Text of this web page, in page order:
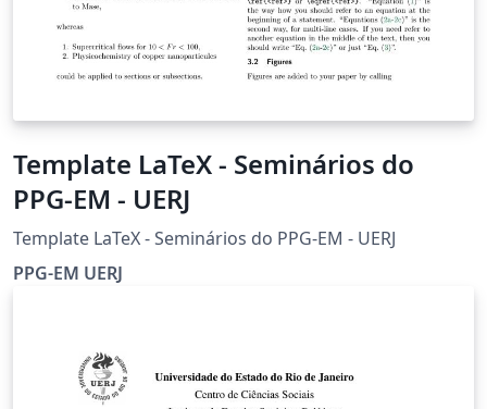
Template LaTeX - Seminários do
PPG-EM - UERJ
Template LaTeX - Seminários do PPG-EM - UERJ
PPG-EM UERJ